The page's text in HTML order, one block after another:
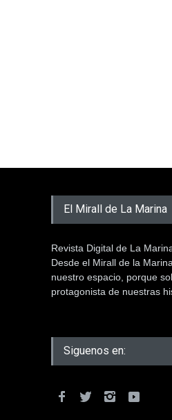
El Mirall de La Marina
Revista Digital de La
Desde el Mirall de la
nuestro espacio, porque
protagonista de nuestras
Siguenos en: